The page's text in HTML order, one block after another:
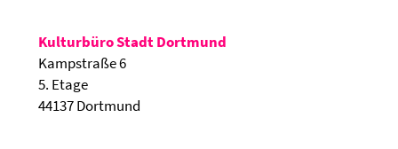
Kulturbüro Stadt Dortmund
Kampstraße 6
5. Etage
44137 Dortmund